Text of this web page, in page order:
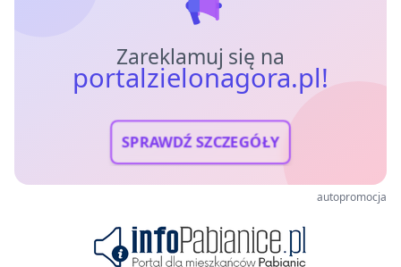
Zareklamuj się na
portalzielonagora.pl!
SPRAWDŹ SZCZEGÓŁY
autopromocja